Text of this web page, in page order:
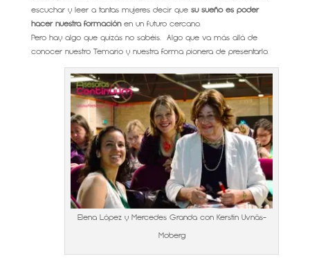
escuchar y leer a tantas mujeres decir que su sueño es poder
hacer nuestra formaciónen un futuro cercano.
Pero hay algo que quizás no sabéis. Algo que va más allá de
conocer nuestro Temario y nuestra forma pionera de presentarlo.
Elena López y Mercedes Granda con Kerstin Uvnäs-
Moberg